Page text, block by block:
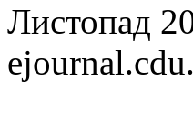
Листопад